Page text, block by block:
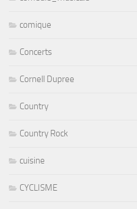
comique
Concerts
Cornell Dupree
Country
Country Rock
cuisine
CYCLISME